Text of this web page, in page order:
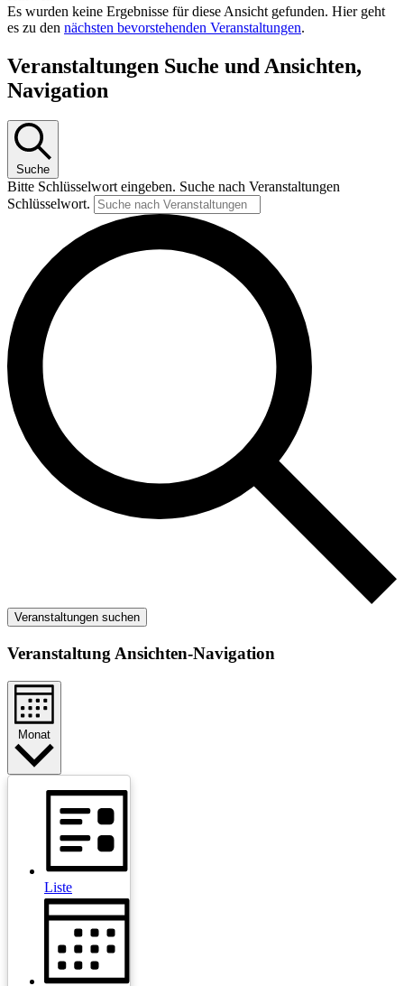
Es wurden keine Ergebnisse für diese Ansicht gefunden. Hier geht
es zu den nächsten bevorstehenden Veranstaltungen.
Veranstaltungen Suche und Ansichten,
Navigation
Suche
Bitte Schlüsselwort eingeben. Suche nach Veranstaltungen
Schlüsselwort.
Veranstaltungen suchen
Veranstaltung Ansichten-Navigation
Monat
Liste